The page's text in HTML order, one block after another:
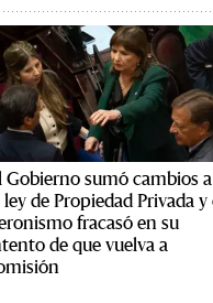
Gobierno sumó cambios a
ley de Propiedad Privada y
fracasó en su
de que vuelva a